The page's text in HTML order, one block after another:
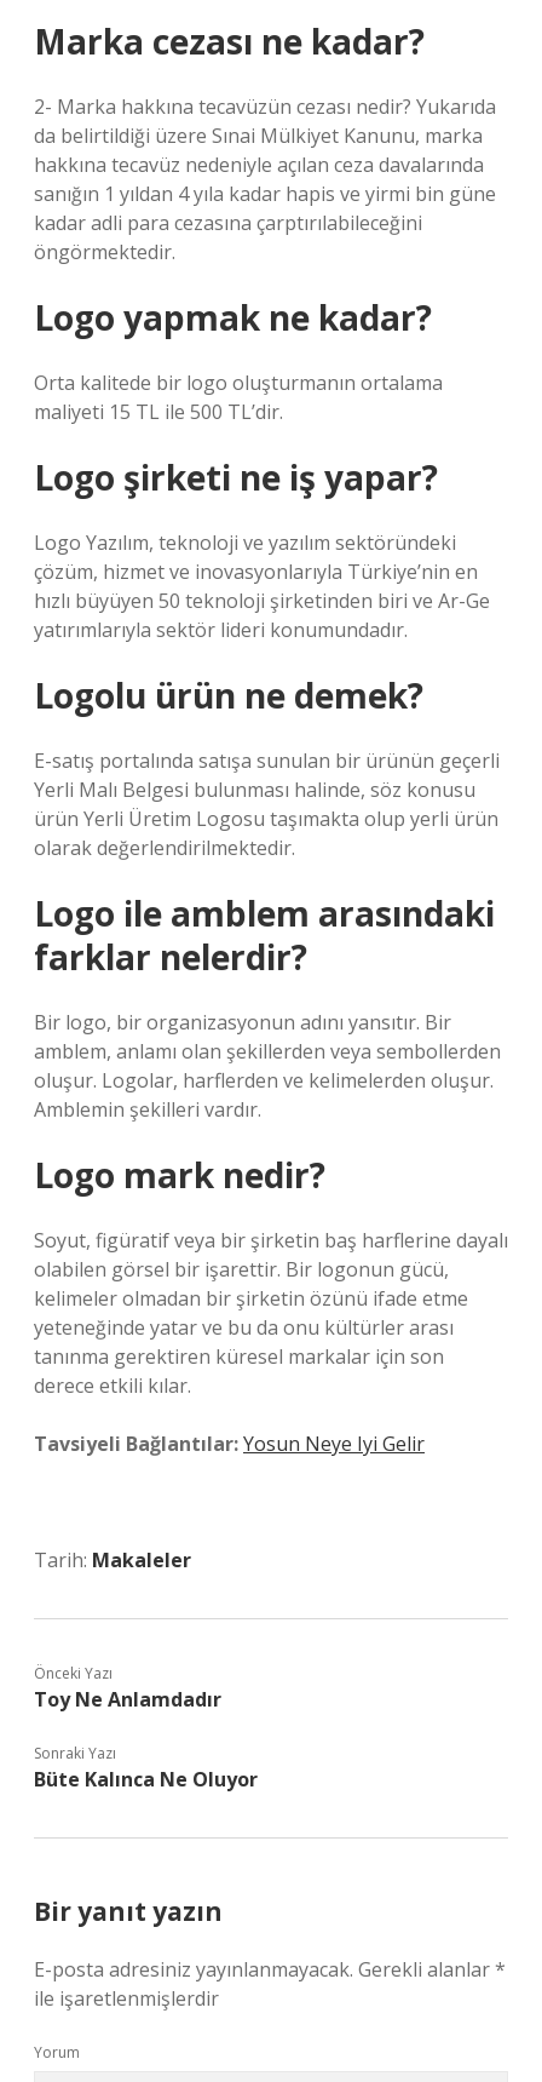
Marka cezası ne kadar?
2- Marka hakkına tecavüzün cezası nedir? Yukarıda
da belirtildiği üzere Sınai Mülkiyet Kanunu, marka
hakkına tecavüz nedeniyle açılan ceza davalarında
sanığın 1 yıldan 4 yıla kadar hapis ve yirmi bin güne
kadar adli para cezasına çarptırılabileceğini
öngörmektedir.
Logo yapmak ne kadar?
Orta kalitede bir logo oluşturmanın ortalama
maliyeti 15 TL ile 500 TL’dir.
Logo şirketi ne iş yapar?
Logo Yazılım, teknoloji ve yazılım sektöründeki
çözüm, hizmet ve inovasyonlarıyla Türkiye’nin en
hızlı büyüyen 50 teknoloji şirketinden biri ve Ar-Ge
yatırımlarıyla sektör lideri konumundadır.
Logolu ürün ne demek?
E-satış portalında satışa sunulan bir ürünün geçerli
Yerli Malı Belgesi bulunması halinde, söz konusu
ürün Yerli Üretim Logosu taşımakta olup yerli ürün
olarak değerlendirilmektedir.
Logo ile amblem arasındaki
farklar nelerdir?
Bir logo, bir organizasyonun adını yansıtır. Bir
amblem, anlamı olan şekillerden veya sembollerden
oluşur. Logolar, harflerden ve kelimelerden oluşur.
Amblemin şekilleri vardır.
Logo mark nedir?
Soyut, figüratif veya bir şirketin baş harflerine dayalı
olabilen görsel bir işarettir. Bir logonun gücü,
kelimeler olmadan bir şirketin özünü ifade etme
yeteneğinde yatar ve bu da onu kültürler arası
tanınma gerektiren küresel markalar için son
derece etkili kılar.
Tavsiyeli Bağlantılar:Yosun Neye Iyi Gelir
Tarih: Makaleler
Önceki Yazı
Toy Ne Anlamdadır
Sonraki Yazı
Büte Kalınca Ne Oluyor
Bir yanıt yazın
E-posta adresiniz yayınlanmayacak. Gerekli alanlar*
ile işaretlenmişlerdir
Yorum